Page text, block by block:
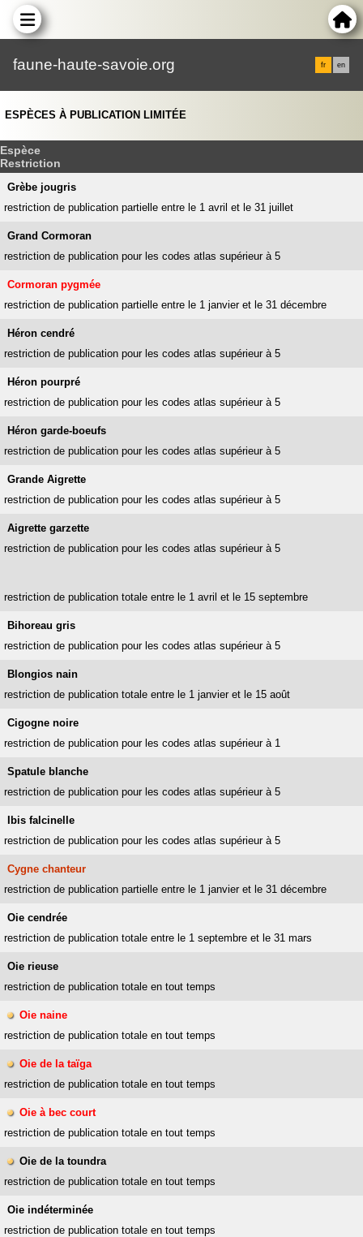
faune-haute-savoie.org fr en
ESPÈCES À PUBLICATION LIMITÉE
Espèce
Restriction
Grèbe jougris
restriction de publication partielle entre le 1 avril et le 31 juillet
Grand Cormoran
restriction de publication pour les codes atlas supérieur à 5
Cormoran pygmée
restriction de publication partielle entre le 1 janvier et le 31 décembre
Héron cendré
restriction de publication pour les codes atlas supérieur à 5
Héron pourpré
restriction de publication pour les codes atlas supérieur à 5
Héron garde-boeufs
restriction de publication pour les codes atlas supérieur à 5
Grande Aigrette
restriction de publication pour les codes atlas supérieur à 5
Aigrette garzette
restriction de publication pour les codes atlas supérieur à 5
restriction de publication totale entre le 1 avril et le 15 septembre
Bihoreau gris
restriction de publication pour les codes atlas supérieur à 5
Blongios nain
restriction de publication totale entre le 1 janvier et le 15 août
Cigogne noire
restriction de publication pour les codes atlas supérieur à 1
Spatule blanche
restriction de publication pour les codes atlas supérieur à 5
Ibis falcinelle
restriction de publication pour les codes atlas supérieur à 5
Cygne chanteur
restriction de publication partielle entre le 1 janvier et le 31 décembre
Oie cendrée
restriction de publication totale entre le 1 septembre et le 31 mars
Oie rieuse
restriction de publication totale en tout temps
Oie naine
restriction de publication totale en tout temps
Oie de la taïga
restriction de publication totale en tout temps
Oie à bec court
restriction de publication totale en tout temps
Oie de la toundra
restriction de publication totale en tout temps
Oie indéterminée
restriction de publication totale en tout temps